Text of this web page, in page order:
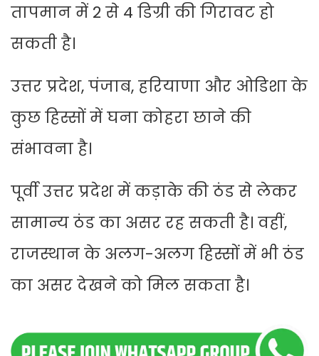
तापमान में 2 से 4 डिग्री की गिरावट हो
सकती है।
उत्तर प्रदेश, पंजाब, हरियाणा और ओडिशा के
कुछ हिस्सों में घना कोहरा छाने की
संभावना है।
पूर्वी उत्तर प्रदेश में कड़ाके की ठंड से लेकर
सामान्य ठंड का असर रह सकती है। वहीं,
राजस्थान के अलग-अलग हिस्सों में भी ठंड
का असर देखने को मिल सकता है।